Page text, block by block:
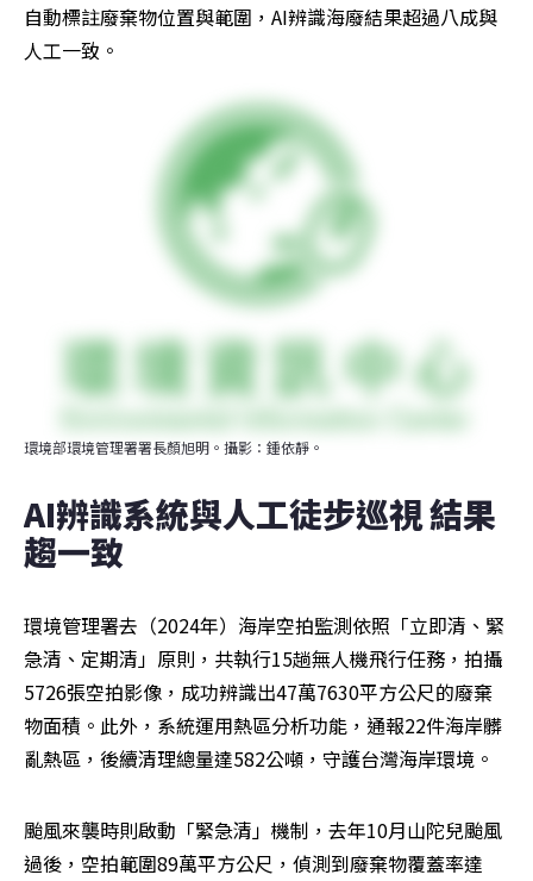
自動標註廢棄物位置與範圍，AI辨識海廢結果超過八成與
人工一致。
環境部環境管理署署長顏旭明。攝影：鍾依靜。
AI辨識系統與人工徒步巡視 結果
趨一致
環境管理署去（2024年）海岸空拍監測依照「立即清、緊
急清、定期清」原則，共執行15趟無人機飛行任務，拍攝
5726張空拍影像，成功辨識出47萬7630平方公尺的廢棄
物面積。此外，系統運用熱區分析功能，通報22件海岸髒
亂熱區，後續清理總量達582公噸，守護台灣海岸環境。
颱風來襲時則啟動「緊急清」機制，去年10月山陀兒颱風
過後，空拍範圍89萬平方公尺，偵測到廢棄物覆蓋率達